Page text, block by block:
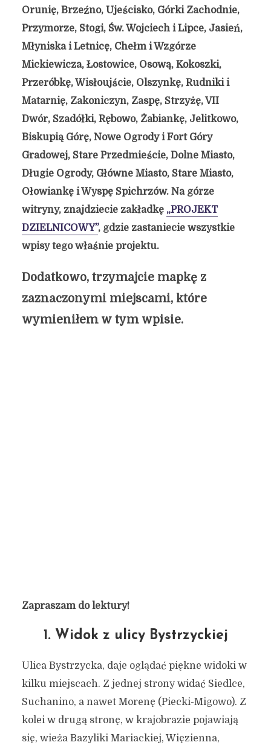
Orunię, Brzeźno, Ujeścisko, Górki Zachodnie,
Przymorze, Stogi, Św. Wojciech i Lipce, Jasień,
Młyniska i Letnicę, Chełm i Wzgórze
Mickiewicza, Łostowice, Osową, Kokoszki,
Przeróbkę, Wisłoujście, Olszynkę, Rudniki i
Matarnię, Zakoniczyn, Zaspę, Strzyżę, VII
Dwór, Szadółki, Rębowo, Żabiankę, Jelitkowo,
Biskupią Górę, Nowe Ogrody i Fort Góry
Gradowej, Stare Przedmieście, Dolne Miasto,
Długie Ogrody, Główne Miasto, Stare Miasto,
Ołowiankę i Wyspę Spichrzów. Na górze
witryny, znajdziecie zakładkę „PROJEKT
DZIELNICOWY”, gdzie zastaniecie wszystkie
wpisy tego właśnie projektu.
Dodatkowo, trzymajcie mapkę z
zaznaczonymi miejscami, które
wymieniłem w tym wpisie.
Zapraszam do lektury!
1. Widok z ulicy Bystrzyckiej
Ulica Bystrzycka, daje oglądać piękne widoki w
kilku miejscach. Z jednej strony widać Siedlce,
Suchanino, a nawet Morenę (Piecki-Migowo). Z
kolei w drugą stronę, w krajobrazie pojawiają
się, wieża Bazyliki Mariackiej, Więzienna,